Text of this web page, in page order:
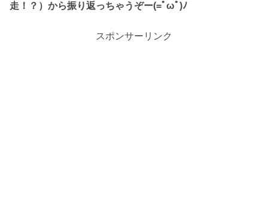
走！？）から振り返っちゃうぞー(=ﾟωﾟ)ﾉ
スポンサーリンク